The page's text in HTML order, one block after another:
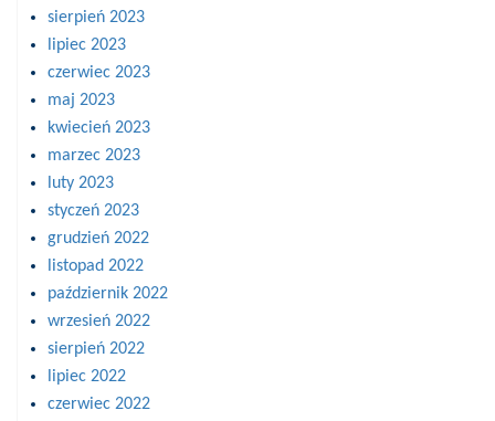
sierpień 2023
lipiec 2023
czerwiec 2023
maj 2023
kwiecień 2023
marzec 2023
luty 2023
styczeń 2023
grudzień 2022
listopad 2022
październik 2022
wrzesień 2022
sierpień 2022
lipiec 2022
czerwiec 2022